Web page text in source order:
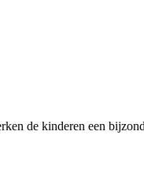
de kinderen een